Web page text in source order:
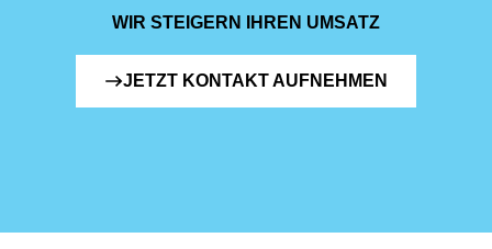
WIR STEIGERN IHREN UMSATZ
JETZT KONTAKT AUFNEHMEN